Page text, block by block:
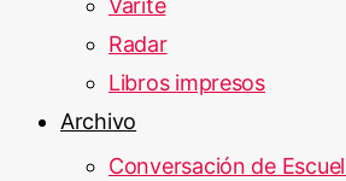
Varité
Radar
Libros impresos
Archivo
Conversación de